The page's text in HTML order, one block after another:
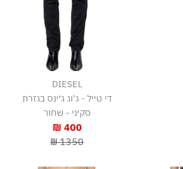
DIESEL
די טייל - ג'וג ג׳ינס בגזרת
סקיני - שחור
400 ₪
1350 ₪